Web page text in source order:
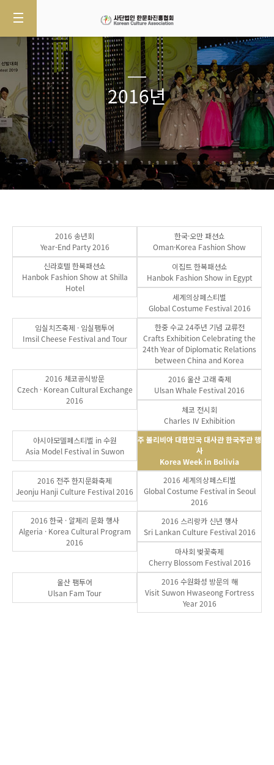
2016년
2016 송년회
Year-End Party 2016
한국·오만 패션쇼
Oman·Korea Fashion Show
신라호텔 한복패션쇼
Hanbok Fashion Show at Shilla
Hotel
이집트 한복패션쇼
Hanbok Fashion Show in Egypt
세계의상페스티벌
Global Costume Festival 2016
임실치즈축제 · 임실팸투어
Imsil Cheese Festival and Tour
한중 수교 24주년 기념 교류전
Crafts Exhibition Celebrating the
24th Year of Diplomatic Relations
between China and Korea
2016 체코공식방문
Czech · Korean Cultural Exchange
2016
2016 울산 고래 축제
Ulsan Whale Festival 2016
체코 전시회
Charles Ⅳ Exhibition
아시아모델페스티벌 in 수원
Asia Model Festival in Suwon
주 볼리비아 대한민국 대사관 한국주관 행
사
Korea Week in Bolivia
2016 전주 한지문화축제
Jeonju Hanji Culture Festival 2016
2016 세계의상페스티벌
Global Costume Festival in Seoul
2016
2016 한국 · 알제리 문화 행사
Algeria · Korea Cultural Program
2016
2016 스리랑카 신년 행사
Sri Lankan Culture Festival 2016
마사회 벚꽃축제
Cherry Blossom Festival 2016
울산 팸투어
Ulsan Fam Tour
2016 수원화성 방문의 해
Visit Suwon Hwaseong Fortress
Year 2016